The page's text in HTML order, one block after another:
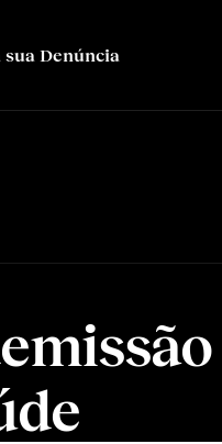
sua Denúncia